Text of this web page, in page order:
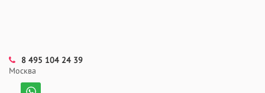
8 495 104 24 39
Москва